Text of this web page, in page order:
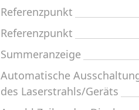
Referenzpunkt
Referenzpunkt
Summeranzeige
Automatische
des Laserstrahls/Geräts